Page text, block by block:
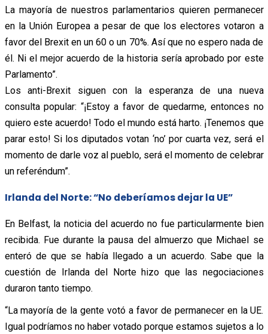
La mayoría de nuestros parlamentarios quieren permanecer
en la Unión Europea a pesar de que los electores votaron a
favor del Brexit en un 60 o un 70%. Así que no espero nada de
él. Ni el mejor acuerdo de la historia sería aprobado por este
Parlamento”.
Los anti-Brexit siguen con la esperanza de una nueva
consulta popular: “¡Estoy a favor de quedarme, entonces no
quiero este acuerdo! Todo el mundo está harto. ¡Tenemos que
parar esto! Si los diputados votan ‘no’ por cuarta vez, será el
momento de darle voz al pueblo, será el momento de celebrar
un referéndum”.
Irlanda del Norte: “No deberíamos dejar la UE”
En Belfast, la noticia del acuerdo no fue particularmente bien
recibida. Fue durante la pausa del almuerzo que Michael se
enteró de que se había llegado a un acuerdo. Sabe que la
cuestión de Irlanda del Norte hizo que las negociaciones
duraron tanto tiempo.
“La mayoría de la gente votó a favor de permanecer en la UE.
Igual podríamos no haber votado porque estamos sujetos a lo